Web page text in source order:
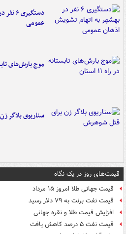
عمومی
موج بارش‌های
سناریوی بلاگر
قیمت‌های روز در یک نگاه
قیمت جهانی طلا امروز ۱۵ مرداد
قیمت نفت برنت به ۷۹ دلار رسید
افزایش قیمت طلا و نقره جهانی
قیمت نفت ۵ درصد کاهش یافت